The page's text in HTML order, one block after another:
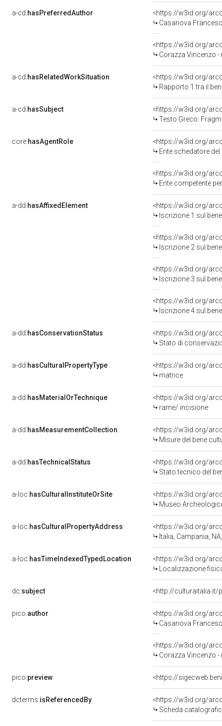
a-cd:hasPreferredAuthor
<https://w3id.org/
Casanova
<https://w3id.org/
Corazza Vincenzo
a-cd:hasRelatedWorkSituation
<https://w3id.org/
Rapporto 1 tra il
a-cd:hasSubject
<https://w3id.org/
Testo Greco:
core:hasAgentRole
<https://w3id.org/
Ente schedatore
<https://w3id.org/
Ente competente
a-dd:hasAffixedElement
<https://w3id.org/
Iscrizione 1 sul
<https://w3id.org/
Iscrizione 2 sul
<https://w3id.org/
Iscrizione 3 sul
<https://w3id.org/
Iscrizione 4 sul
a-dd:hasConservationStatus
<https://w3id.org/
Stato di
a-dd:hasCulturalPropertyType
<https://w3id.org/
matrice
a-dd:hasMaterialOrTechnique
<https://w3id.org/
rame/ incisione
a-dd:hasMeasurementCollection
<https://w3id.org/
Misure del bene
a-dd:hasTechnicalStatus
<https://w3id.org/
Stato tecnico del
a-loc:hasCulturalInstituteOrSite
<https://w3id.org/
Museo
a-loc:hasCulturalPropertyAddress
<https://w3id.org/
Italia, Campania,
a-loc:hasTimeIndexedTypedLocation
<https://w3id.org/
Localizzazione
dc:subject <http://
pico:author
<https://w3id.org/
Casanova
<https://w3id.org/
Corazza Vincenzo
pico:preview <https://
dcterms:isReferencedBy
<https://w3id.org/
Scheda